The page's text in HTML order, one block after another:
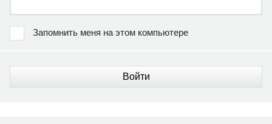
Запомнить меня на этом компьютере
Войти